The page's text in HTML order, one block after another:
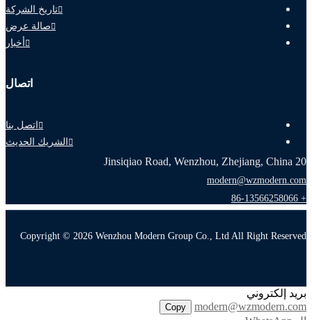
تاريخ الشركة
صالة عرض
أخبار
اتصال
اتصل بنا
الشريك الحديث
20 Jinsiqiao Road, Wenzhou, Zhejiang, China
modern@wzmodern.com
+ 86-13566258066
Copyright © 2026 Wenzhou Modern Group Co., Ltd All Right Reserved
بريد إلكتروني
modern@wzmodern.com
Copy